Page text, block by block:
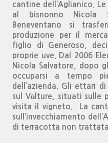
cantine dell’Aglianico.
al bisnonno Nicola
Beneventano si
produzione per il
figlio di Generoso,
proprie uve. Dal 2006
Nicola Salvatore, dopo
occuparsi a tempo
dell’azienda. Gli ettari
sul Vùlture, situati sulle
visita il vigneto. La
sull’invecchiamento
di terracotta non trattata.